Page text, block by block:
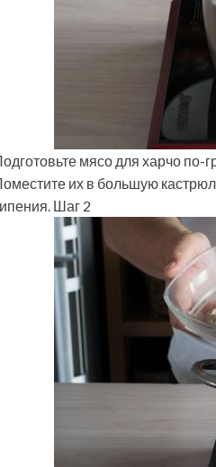
мясо для харчо по-
их в большую
Шаг 2